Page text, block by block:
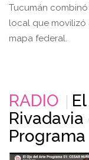
Tucumán
local que movilizó
mapa federal.
RADIO
Programa